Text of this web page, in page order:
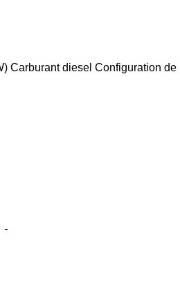
Carburant diesel Configuration de